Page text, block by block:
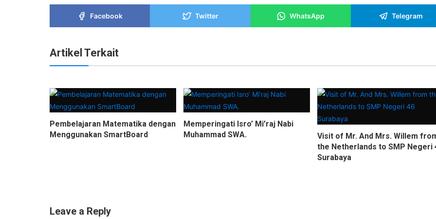
Facebook Twitter WhatsApp Telegram
Artikel Terkait
Pembelajaran Matematika dengan
Menggunakan SmartBoard
Memperingati Isro’ Mi’raj Nabi
Muhammad SWA.
Visit of Mr. And Mrs. Willem
the Netherlands to SMP Negeri
Surabaya
Leave a Reply